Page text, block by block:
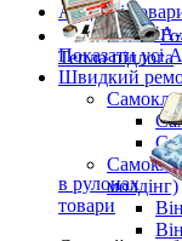
Акційні
ВЕСНА-
Показати усі
Швидкий
молдінг)
Тепла підлога
в рулонах
товари